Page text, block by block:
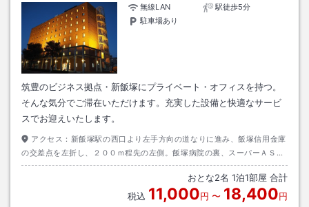
無線LAN
駅徒歩5分
駐車場あり
筑豊のビジネス拠点・新飯塚にプライベート・オフィスを持つ。
そんな気分でご滞在いただけます。充実した設備と快適なサービ
スでお迎えいたします。
アクセス： 新飯塚駅の西口より左手方向の道なりに進み、飯塚信用金庫
の交差点を左折し、２００ｍ程先の左側。飯塚病院の裏、スーパーＡＳＯ
の横に位置します。
おとな2名 1泊1部屋 合計
税込 11,000円 〜 18,400円